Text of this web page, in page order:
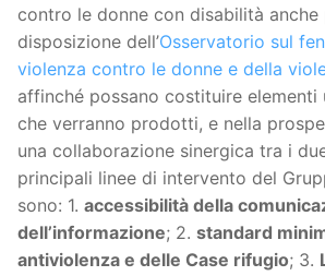
contro le donne con disabilità
disposizione dell’Osservatorio sul
violenza contro le donne e della
affinché possano costituire
che verranno prodotti, e nella
una collaborazione sinergica tra i
principali linee di intervento del
sono: 1. accessibilità della
dell’informazione; 2. standard
antiviolenza e delle Case rifugio; 3.